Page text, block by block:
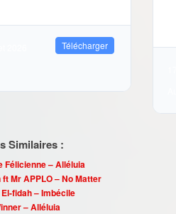
Télécharger
Similaires :
Félicienne – Alléluia
ft Mr APPLO – No Matter
El-fidah – Imbécile
– Alléluia